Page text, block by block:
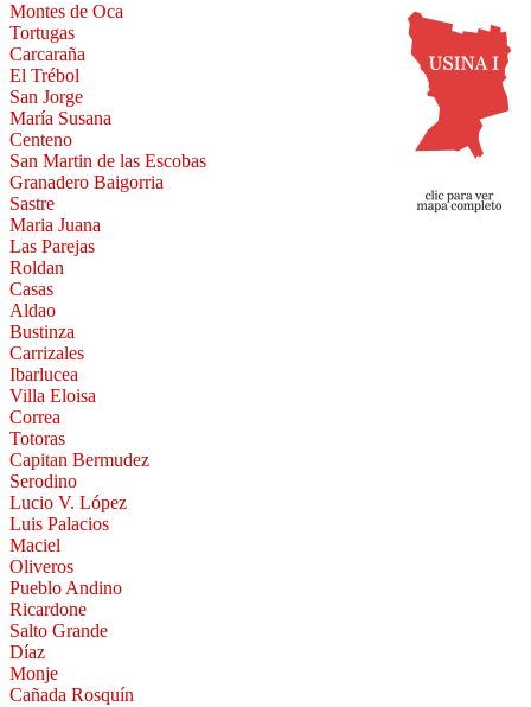
Montes de Oca
Tortugas
Carcaraña
El Trébol
San Jorge
María Susana
Centeno
San Martin de las Escobas
Granadero Baigorria
Sastre
Maria Juana
Las Parejas
Roldan
Casas
Aldao
Bustinza
Carrizales
Ibarlucea
Villa Eloisa
Correa
Totoras
Capitan Bermudez
Serodino
Lucio V. López
Luis Palacios
Maciel
Oliveros
Pueblo Andino
Ricardone
Salto Grande
Díaz
Monje
Cañada Rosquín